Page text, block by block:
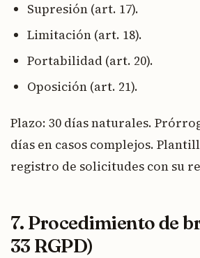
Supresión (art. 17).
Limitación (art. 18).
Portabilidad (art. 20).
Oposición (art. 21).
Plazo: 30 días naturales.
días en casos complejos.
registro de solicitudes con su
7. Procedimiento de
33 RGPD)